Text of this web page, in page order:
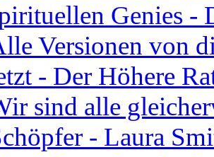
Genies -
Versionen von
- Der Höhere
sind alle
- Laura